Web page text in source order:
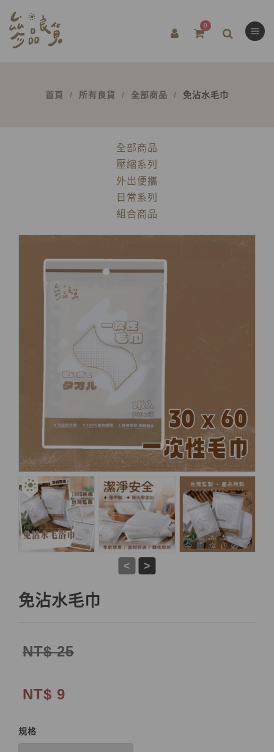
0
首頁 所有良貨 全部商品 免沾水毛巾
全部商品
壓縮系列
外出便攜
日常系列
組合商品
< >
免沾水毛巾
NT$ 25
NT$ 9
規格